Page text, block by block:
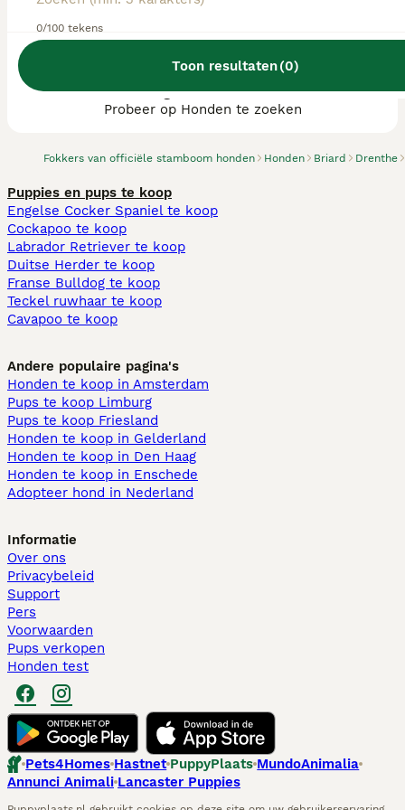
0/100 tekens
Toon resultaten(0)
Fokkers van officiële stamboom honden Honden Briard Drenthe
We hebben 0 Briard fokkers, Tynaarlo
gevonden.
Probeer op Honden te zoeken
Puppies en pups te koop
Engelse Cocker Spaniel te koop
Cockapoo te koop
Labrador Retriever te koop
Duitse Herder te koop
Franse Bulldog te koop
Teckel ruwhaar te koop
Cavapoo te koop
Andere populaire pagina's
Honden te koop in Amsterdam
Pups te koop Limburg​
Pups te koop Friesland​
Honden te koop in Gelderland
Honden te koop in Den Haag
Honden te koop in Enschede
Adopteer hond in Nederland
Informatie
Over ons
Privacybeleid
Support
Pers
Voorwaarden
Pups verkopen
Honden test
Pets4Homes Hastnet PuppyPlaats MundoAnimalia
Annunci Animali Lancaster Puppies